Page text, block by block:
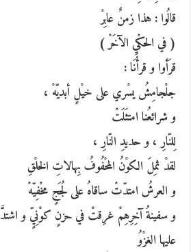
قالُوا : هذا زمنٌ عابِرْ
( في الحكْيِ الآخَرْ )
قرَأوا و قرأْنَا :
جلْجامِشُ يسْري على خيْلٍ أبديّهْ ،
و شرائعُنا امتثَلَتْ
لِلنّارِ ، و حديدِ النّارِ ،
لقدْ ثمِلَ الكوْنُ المحْفُوفُ بِهالاتِ الخلْقِ
و العرشُ امتدّتْ ساقاهُ على لُجَجٍ مخْفِيّهْ
و سفينةُ آخِرِهِمْ غرِقتْ في حزنٍ كوْنِيٍّ و اشتدَّ
عليها الغزْوُ